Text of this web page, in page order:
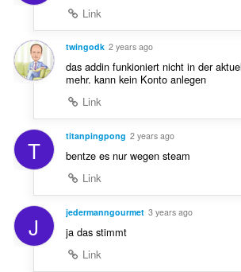
Link
twingodk 2 years ago
das addin funkioniert nicht in der
mehr. kann kein Konto anlegen
Link
T titanpingpong 2 years ago
bentze es nur wegen steam
Link
J jedermanngourmet 3 years ago
ja das stimmt
Link